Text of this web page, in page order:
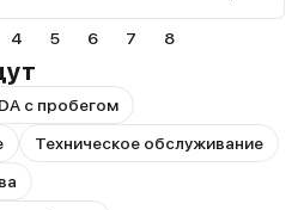
4 5 6 7 8
с пробегом
Техническое обслуживание